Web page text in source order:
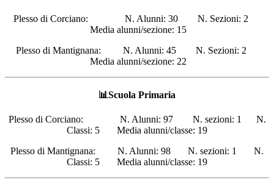
Plesso di Corciano: N. Alunni: 30 N. Sezioni: 2
Media alunni/sezione: 15
Plesso di Mantignana: N. Alunni: 45 N. Sezioni: 2
Media alunni/sezione: 22
📊Scuola Primaria
Plesso di Corciano: N. Alunni: 97 N. sezioni: 1 N.
Classi: 5 Media alunni/classe: 19
Plesso di Mantignana: N. Alunni: 98 N. sezioni: 1 N.
Classi: 5 Media alunni/classe: 19